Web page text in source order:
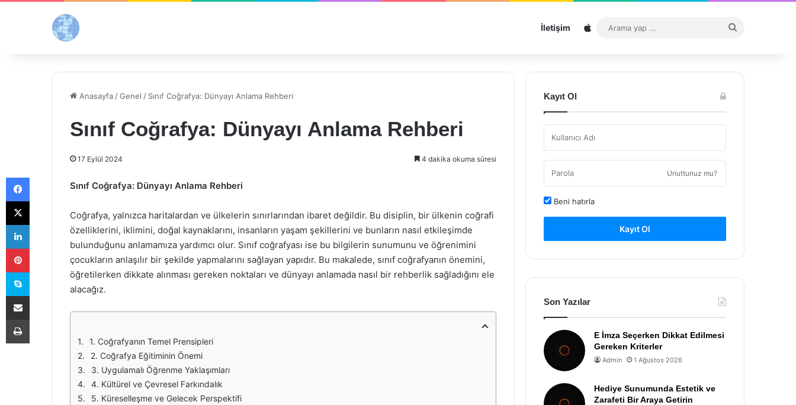
İletişim Sitemap
...
Anasayfa /Genel / Sınıf Coğrafya: Dünyayı Anlama Rehberi
Sınıf Coğrafya: Dünyayı Anlama Rehberi
17 Eylül 2024 4 dakika okuma süresi
Sınıf Coğrafya: Dünyayı Anlama Rehberi
Coğrafya, yalnızca haritalardan ve ülkelerin sınırlarından ibaret değildir. Bu disiplin, bir ülkenin coğrafi
özelliklerini, iklimini, doğal kaynaklarını, insanların yaşam şekillerini ve bunların nasıl etkileşimde
bulunduğunu anlamamıza yardımcı olur. Sınıf coğrafyası ise bu bilgilerin sunumunu ve öğrenimini
çocukların anlaşılır bir şekilde yapmalarını sağlayan yapıdır. Bu makalede, sınıf coğrafyanın önemini,
öğretilerken dikkate alınması gereken noktaları ve dünyayı anlamada nasıl bir rehberlik sağladığını ele
alacağız.
1. Coğrafyanın Temel Prensipleri
2. Coğrafya Eğitiminin Önemi
3. Uygulamalı Öğrenme Yaklaşımları
4. Kültürel ve Çevresel Farkındalık
5. Küreselleşme ve Gelecek Perspektifi
Kayıt Ol
Unuttunuz mu?
Beni hatırla
Kayıt Ol
Son Yazılar
E İmza Seçerken Dikkat Edilmesi
Gereken Kriterler
Admin 1 Ağustos 2026
Hediye Sunumunda Estetik ve
Zarafeti Bir Araya Getirin
Facebook
X
LinkedIn
Pinterest
Skype
E-Posta ile paylaş